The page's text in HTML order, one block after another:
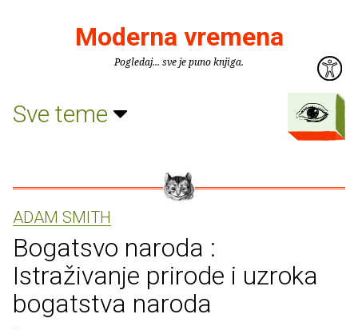
Moderna vremena
Pogledaj... sve je puno knjiga.
Sve teme
ADAM SMITH
Bogatsvo naroda :
Istraživanje prirode i uzroka
bogatstva naroda